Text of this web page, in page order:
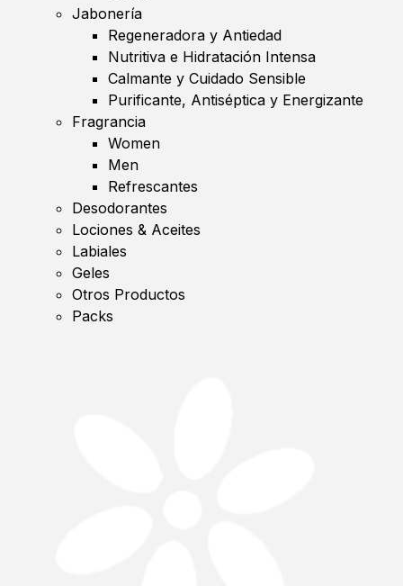
Jabonería
Regeneradora y Antiedad
Nutritiva e Hidratación Intensa
Calmante y Cuidado Sensible
Purificante, Antiséptica y Energizante
Fragrancia
Women
Men
Refrescantes
Desodorantes
Lociones & Aceites
Labiales
Geles
Otros Productos
Packs